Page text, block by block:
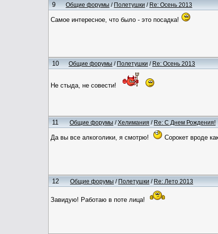
9 Общие форумы / Полетушки / Re: Осень 2013
Самое интересное, что было - это посадка!
10 Общие форумы / Полетушки / Re: Осень 2013
Не стыда, не совести!
11 Общие форумы /Хелимания / Re: С Днем Рождения!
Да вы все алкоголики, я смотрю! Сорокет вроде
12 Общие форумы / Полетушки / Re: Лето 2013
Завидую! Работаю в поте лица!